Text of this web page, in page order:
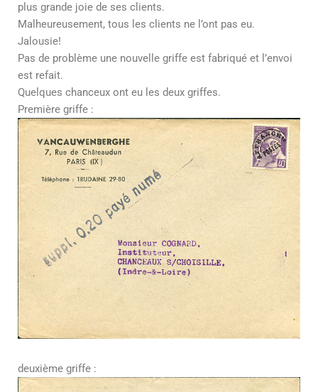
plus grande joie de ses clients.
Malheureusement, tous les clients ne l’ont pas eu.
Jalousie!
Pas de problème une nouvelle griffe est fabriqué et l’envoi
est refait.
Quelques chanceux ont eu les deux griffes.
Première griffe :
deuxième griffe :